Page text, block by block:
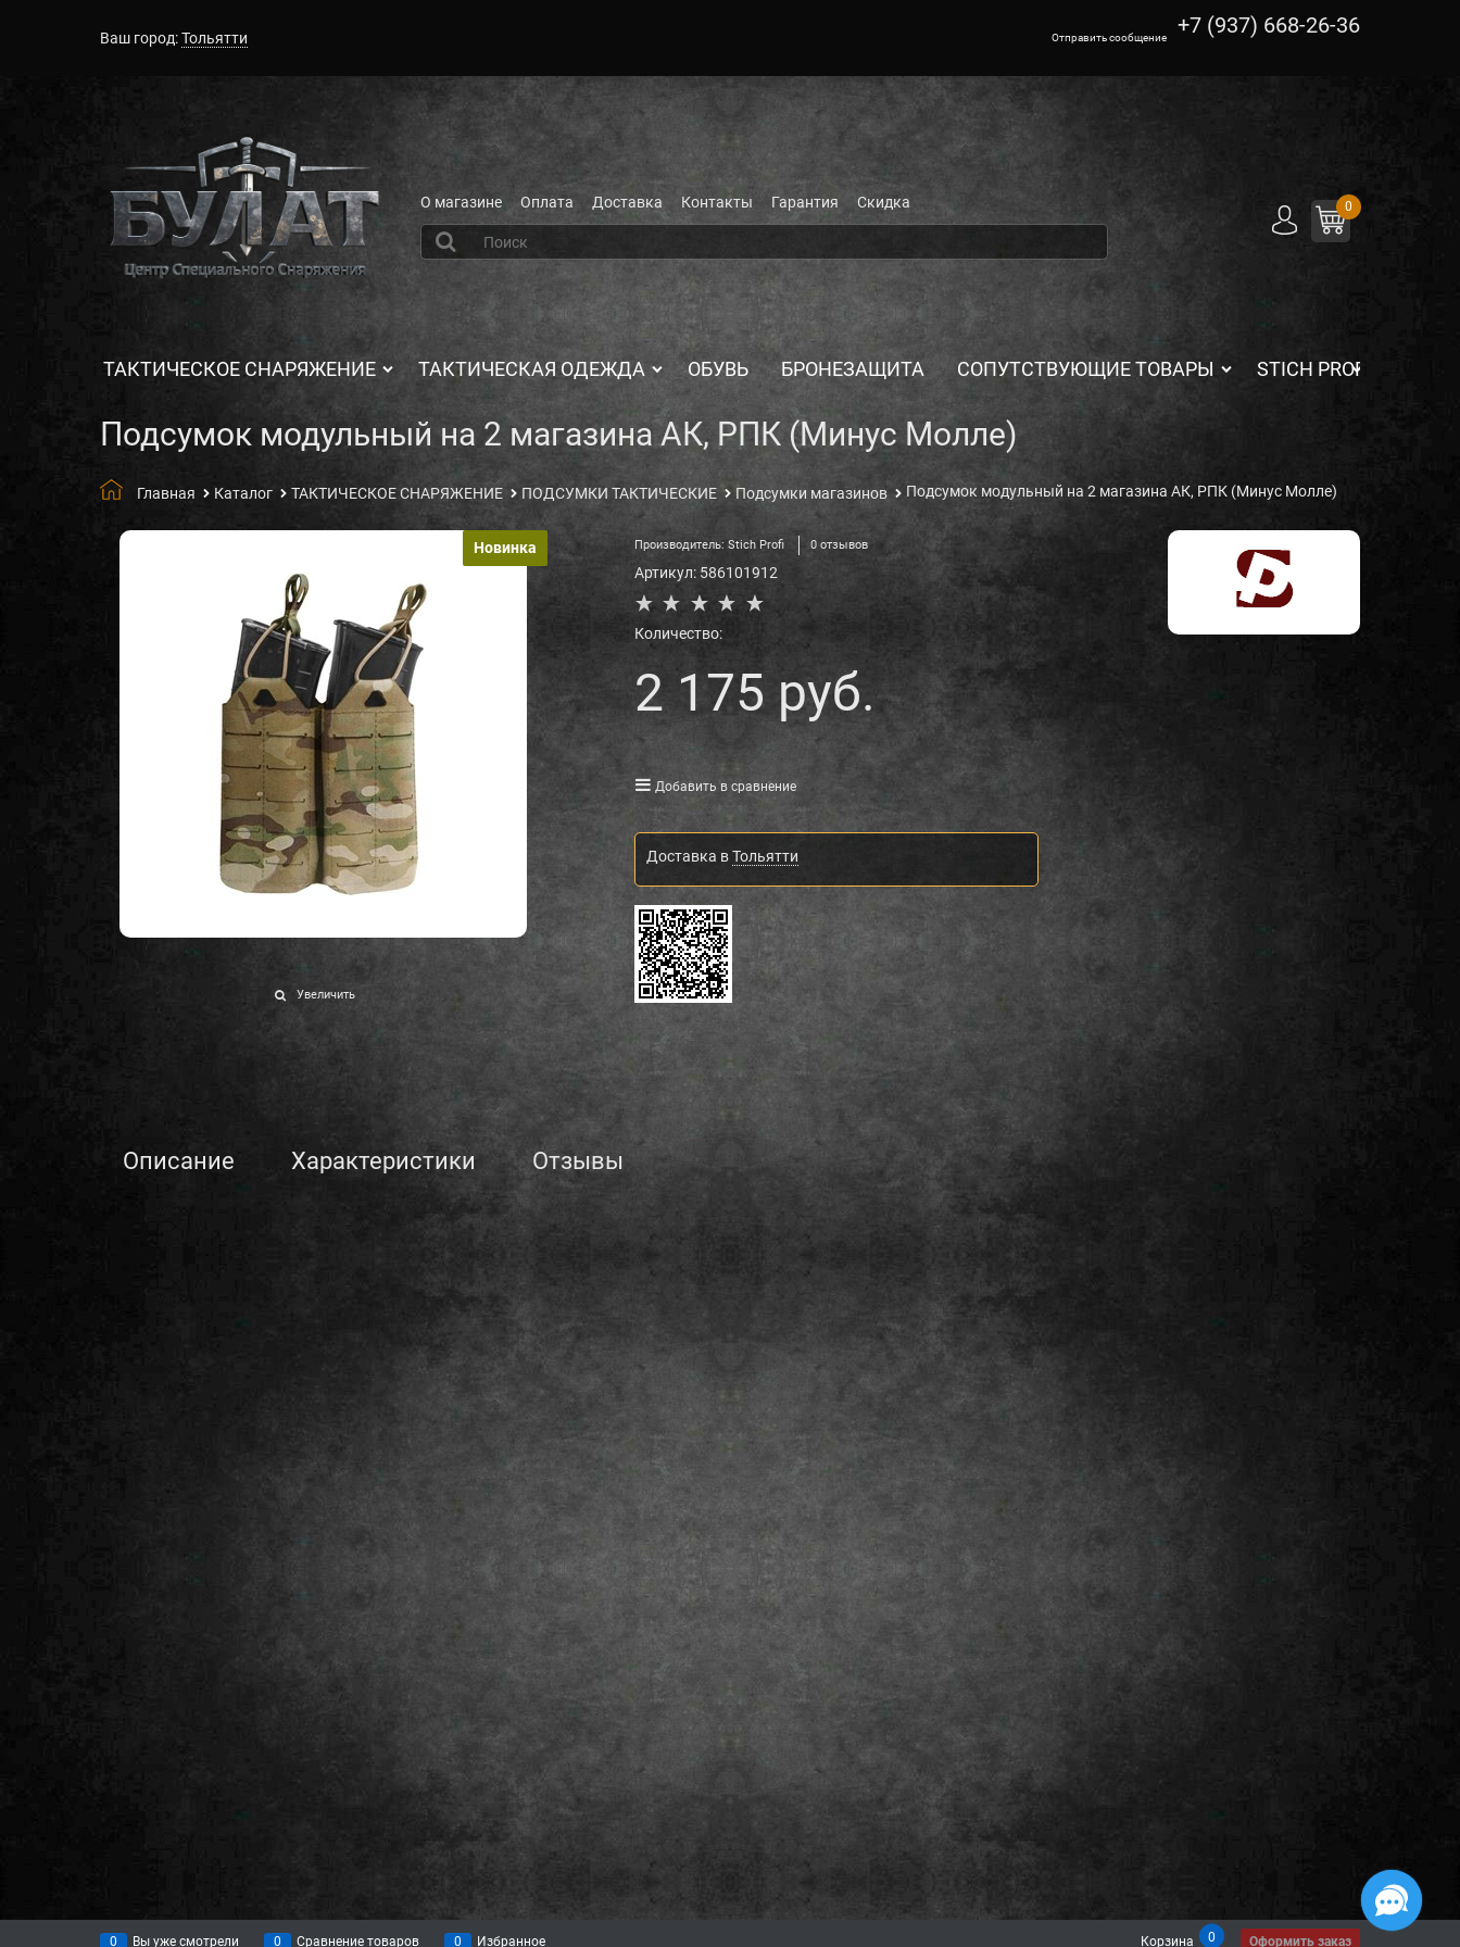
Ваш город:Тольятти Отправить сообщение +7 (937) 668-26-36
О магазине Оплата Доставка Контакты Гарантия Скидка 0
ТАКТИЧЕСКОЕ СНАРЯЖЕНИЕ ТАКТИЧЕСКАЯ ОДЕЖДА ОБУВЬ БРОНЕЗАЩИТА СОПУТСТВУЮЩИЕ ТОВАРЫ STICH PROFI
Подсумок модульный на 2 магазина АК, РПК (Минус Молле)
Главная Каталог ТАКТИЧЕСКОЕ СНАРЯЖЕНИЕ ПОДСУМКИ ТАКТИЧЕСКИЕ Подсумки магазинов Подсумок модульный на 2 магазина АК, РПК (Минус Молле)
Новинка
Увеличить
Производитель: Stich Profi 0 отзывов
Артикул: 586101912
Количество:
2 175 руб.
Добавить в сравнение
Доставка вТольятти
Описание Характеристики Отзывы
0 Вы уже смотрели 0 Сравнение товаров 0 Избранное Корзина 0 Оформить заказ